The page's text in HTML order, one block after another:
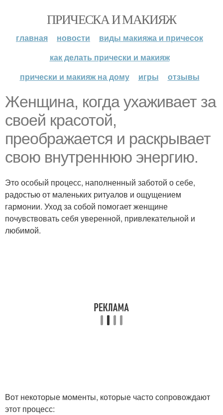
ПРИЧЕСКА И МАКИЯЖ
главная новости
виды макияжа и причесок
как делать прически и макияж
прически и макияж на дому
игры отзывы
Женщина, когда ухаживает за
своей красотой,
преображается и раскрывает
свою внутреннюю энергию.
Это особый процесс, наполненный заботой о себе,
радостью от маленьких ритуалов и ощущением
гармонии. Уход за собой помогает женщине
почувствовать себя уверенной, привлекательной и
любимой.
Вот некоторые моменты, которые часто сопровождают
этот процесс: